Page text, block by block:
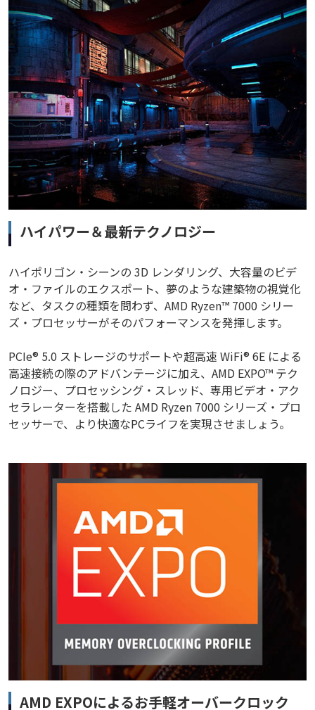
ハイパワー＆最新テクノロジー
ハイポリゴン・シーンの 3D レンダリング、大容量のビデ
オ・ファイルのエクスポート、夢のような建築物の視覚化
など、タスクの種類を問わず、AMD Ryzen™ 7000 シリー
ズ・プロセッサーがそのパフォーマンスを発揮します。
PCIe® 5.0 ストレージのサポートや超高速 WiFi® 6E による
高速接続の際のアドバンテージに加え、AMD EXPO™ テク
ノロジー、プロセッシング・スレッド、専用ビデオ・アク
セラレーターを搭載した AMD Ryzen 7000 シリーズ・プロ
セッサーで、より快適なPCライフを実現させましょう。
AMD EXPOによるお手軽オーバークロック